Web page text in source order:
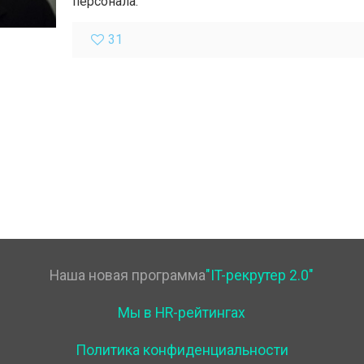
31
Наша новая программа"IT-рекрутер 2.0"
Мы в HR-рейтингах
Политика конфиденциальности